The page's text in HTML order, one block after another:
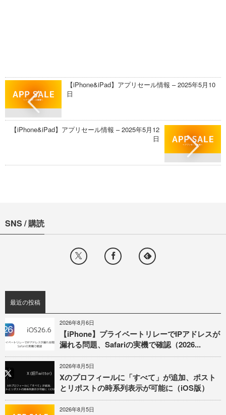
【iPhone&iPad】アプリセール情報 – 2025年5月10
日
【iPhone&iPad】アプリセール情報 – 2025年5月12
日
SNS / 購読
最近の投稿
2026年8月6日
【iPhone】プライベートリレーでIPアドレスが
漏れる問題、Safariの実機で確認（2026...
2026年8月5日
Xのプロフィールに「すべて」が追加、ポスト
とリポストの時系列表示が可能に（iOS版）
2026年8月5日